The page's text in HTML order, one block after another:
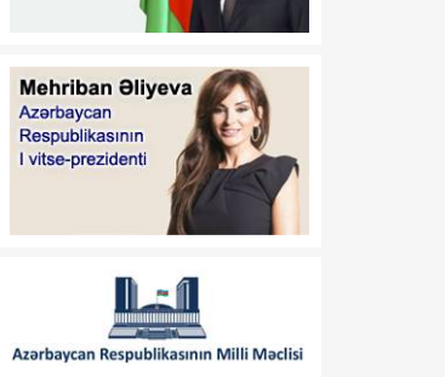
Trans-Xəzər fiber-optik
Avrasiyanın rəqəmsal
körpüsünə çevirir
07 Avqust
Ukraynalı ekspert:
Azərbaycan xarici
prioritetinin yalnız milli
olduğunu nümayiş etdirir
16:34
07 Avqust
“Vətən” jurnalı: Özbəkistan
və Azərbaycan: Müttəfiqlik
07 Avqust